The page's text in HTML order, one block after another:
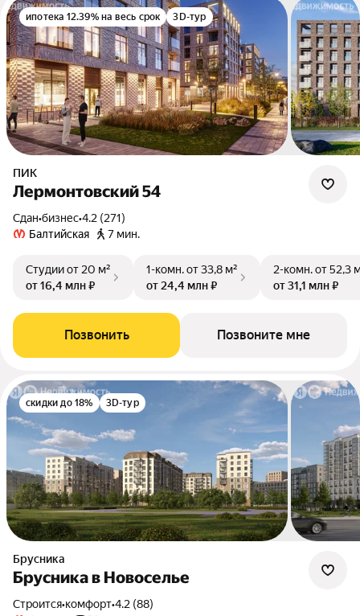
ипотека 12.39% на весь срок 3D-тур
ПИК
Лермонтовский 54
Сдан•бизнес•4.2 (271)
Балтийская
7 мин.
Студииот 20 м²
от 16,4 млн ₽
1-комн.от 33,8 м²
от 24,4 млн ₽
2-комн.от 52,3
от 31,1 млн ₽
Позвонить Позвоните мне
скидки до 18% 3D-тур
Брусника
Брусника в Новоселье
Строится•комфорт•4.2 (88)